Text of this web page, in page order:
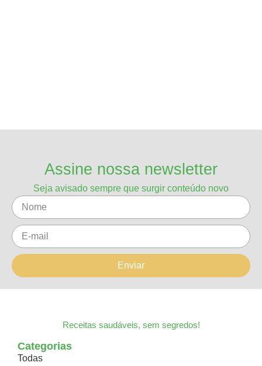
Assine nossa newsletter
Seja avisado sempre que surgir conteúdo novo
Enviar
Receitas saudáveis, sem segredos!
Categorias
Todas